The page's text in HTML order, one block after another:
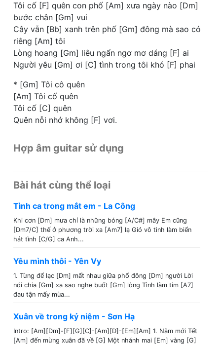
Tôi cố [F] quên con phố [Am] xưa ngày nào [Dm]
bước chân [Gm] vui
Cây vẫn [Bb] xanh trên phố [Gm] đông mà sao có
riêng [Am] tôi
Lòng hoang [Gm] liêu ngẩn ngơ mơ dáng [F] ai
Người yêu [Gm] ơi [C] tình trong tôi khó [F] phai
* [Gm] Tôi cô quên
[Am] Tôi cố quên
Tôi cố [C] quên
Quên nỗi nhớ không [F] vơi.
Hợp âm guitar sử dụng
Bài hát cùng thể loại
Tình ca trong mắt em - La Công
Khi cơn [Dm] mưa chỉ là những bóng [A/C#] mây Em cũng
[Dm7/C] thế ở phương trời xa [Am7] lạ Gió vô tình làm biển
hát tình [C/G] ca Anh...
Yêu mình thôi - Yên Vy
1. Từng để lạc [Dm] mất nhau giữa phố đông [Dm] người Lời
nói chia [Gm] xa sao nghe buốt [Gm] lòng Tình làm tim [A7]
đau tận mấy mùa...
Xuân về trong kỷ niệm - Sơn Hạ
Intro: [Am][Dm]-[F][G][C]-[Am][D]-[Em][Am] 1. Năm mới Tết
[Am] đến mừng xuân đã về [G] Một nhánh mai [Em] vàng [G]